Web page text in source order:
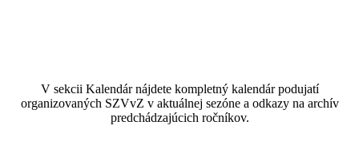
V sekcii Kalendár nájdete kompletný kalendár podujatí
organizovaných SZVvZ v aktuálnej sezóne a odkazy na archív
predchádzajúcich ročníkov.